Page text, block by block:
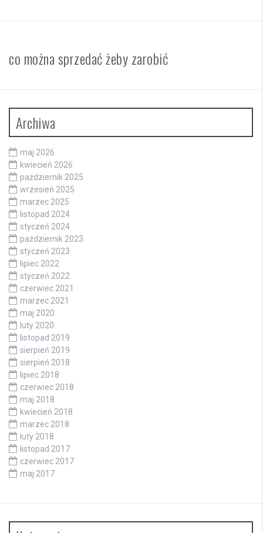
co można sprzedać żeby zarobić
Archiwa
maj 2026
kwiecień 2026
październik 2025
wrzesień 2025
marzec 2025
listopad 2024
styczeń 2024
październik 2023
styczeń 2023
lipiec 2022
styczeń 2022
czerwiec 2021
marzec 2021
maj 2020
luty 2020
listopad 2019
sierpień 2019
sierpień 2018
lipiec 2018
czerwiec 2018
maj 2018
kwiecień 2018
marzec 2018
luty 2018
listopad 2017
czerwiec 2017
maj 2017